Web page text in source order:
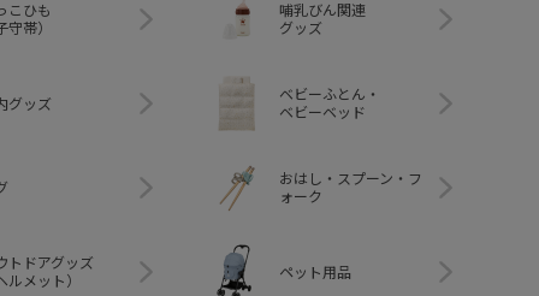
こひも
守帯）
哺乳びん関連
グッズ
グッズ
ベビーふとん・
ベビーベッド
おはし・スプーン・フ
ォーク
トドアグッズ
ルメット）
ペット用品